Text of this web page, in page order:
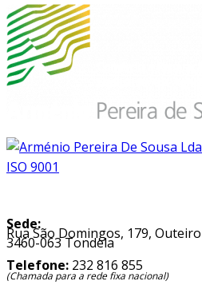
Sede:
Rua São Domingos, 179,
3460-063 Tondela
Telefone: 232 816 855
(Chamada para a rede fixa nacional)